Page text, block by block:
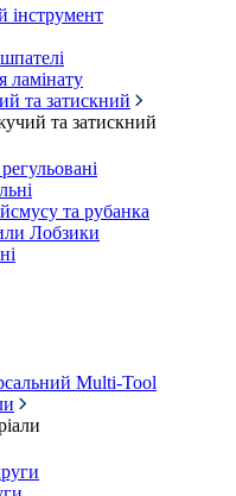
інструмент
ламінату
та затискний
та затискний
та рубанка
Лобзики
Multi-Tool